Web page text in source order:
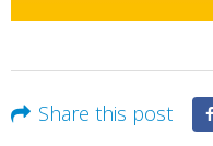
Share this post